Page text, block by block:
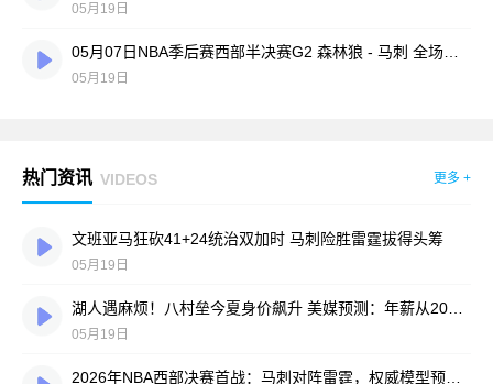
05月19日
05月19日
热门资讯 VIDEOS 更多 +
文班亚马狂砍41+24统治双加时 马刺险胜雷霆拔得头筹
05月19日
05月19日